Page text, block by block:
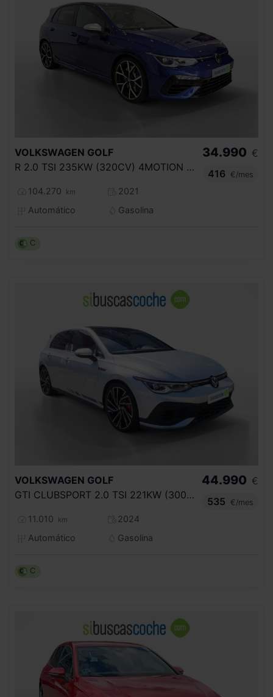
VOLKSWAGEN GOLF
R 2.0 TSI 235KW (320CV) 4MOTION DSG
104.270 km
2021
Automático
Gasolina
34.990 €
416
€/mes
C
VOLKSWAGEN GOLF
GTI CLUBSPORT 2.0 TSI 221KW (300CV) DSG
11.010 km
2024
Automático
Gasolina
44.990 €
535
€/mes
C